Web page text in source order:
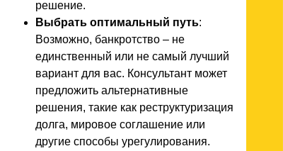
решение.
Выбрать оптимальный путь:
Возможно, банкротство – не
единственный или не самый лучший
вариант для вас. Консультант может
предложить альтернативные
решения, такие как реструктуризация
долга, мировое соглашение или
другие способы урегулирования.